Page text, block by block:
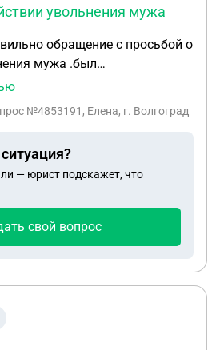
увольнения мужа
обращение с просьбой о
мужа .был
закончился,стал
беременная,с
мужа в 40 тысяч не хватает
и на питание.также есть
при беременности,в
ребёнка старшего (3г) не с
№4853191, Елена, г. Волгоград
— юрист подскажет, что
свой вопрос